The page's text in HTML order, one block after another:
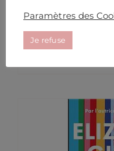
Danser sur les
20,95 €
Paramètres des
Je refuse